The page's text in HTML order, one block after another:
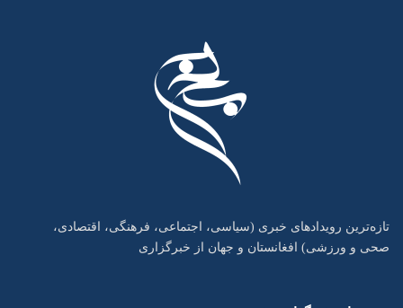
تازه‌ترین رویدادهای خبری (سیاسی، اجتماعی، فرهنگی، اقتصادی،
صحی و ورزشی) افغانستان و جهان از خبرگزاری